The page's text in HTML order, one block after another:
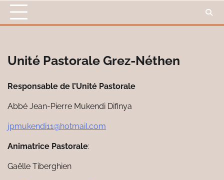
Skip
content
Unité Pastorale Grez-Néthen
Responsable de l’Unité Pastorale
Abbé Jean-Pierre Mukendi Difinya
jpmukendi11@hotmail.com
Animatrice Pastorale:
Gaëlle Tiberghien